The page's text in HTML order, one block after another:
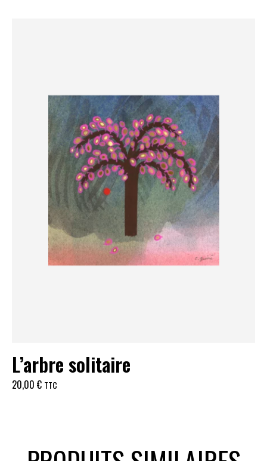
L’arbre solitaire
20,00 € TTC